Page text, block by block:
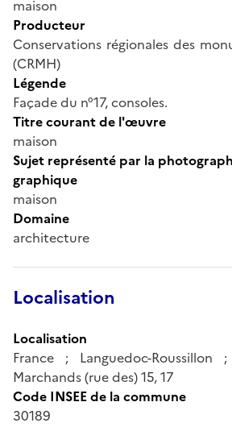
maison
Producteur
Conservations régionales des
(CRMH)
Légende
Façade du n°17, consoles.
Titre courant de l'œuvre
maison
Sujet représenté par la
graphique
maison
Domaine
architecture
Localisation
Localisation
France ; Languedoc-
Marchands (rue des) 15, 17
Code INSEE de la commune
30189